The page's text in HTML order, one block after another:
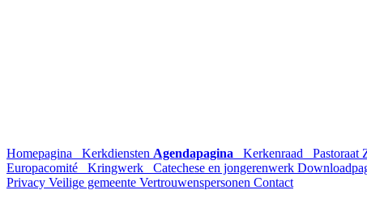
Homepagina Kerkdiensten Agendapagina Kerkenraad Pastoraat
Europacomité
Kringwerk Catechese en jongerenwerk
Privacy Veilige gemeente Vertrouwenspersonen Contact